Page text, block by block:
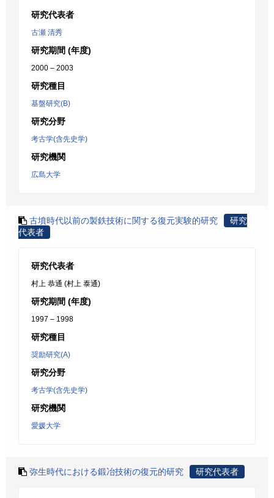
研究代表者
古瀬 清秀
研究期間 (年度)
2000 – 2003
研究種目
基盤研究(B)
研究分野
考古学(含先史学)
研究機関
広島大学
古墳時代以前の製鉄技術に関する復元実験的研究
研究
代表者
研究代表者
村上 恭通 (村上 泰通)
研究期間 (年度)
1997 – 1998
研究種目
奨励研究(A)
研究分野
考古学(含先史学)
研究機関
愛媛大学
弥生時代における鍛冶技術の復元的研究 研究代表者